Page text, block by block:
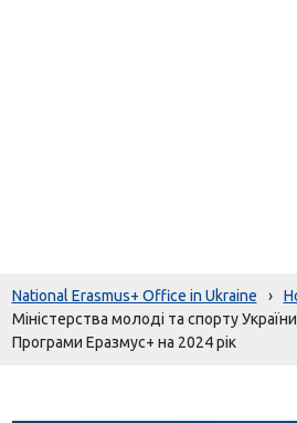
National Erasmus+ Office in Ukraine ›
Міністерства молоді та спорту
Програми Еразмус+ на 2024 рік